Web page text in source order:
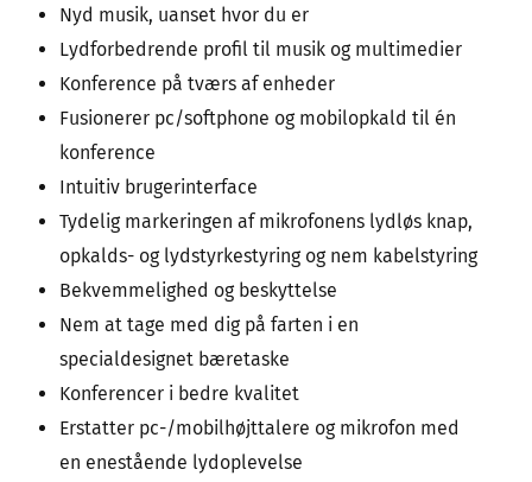
Nyd musik, uanset hvor du er
Lydforbedrende profil til musik og multimedier
Konference på tværs af enheder
Fusionerer pc/softphone og mobilopkald til én
konference
Intuitiv brugerinterface
Tydelig markeringen af mikrofonens lydløs knap,
opkalds- og lydstyrkestyring og nem kabelstyring
Bekvemmelighed og beskyttelse
Nem at tage med dig på farten i en
specialdesignet bæretaske
Konferencer i bedre kvalitet
Erstatter pc-/mobilhøjttalere og mikrofon med
en enestående lydoplevelse